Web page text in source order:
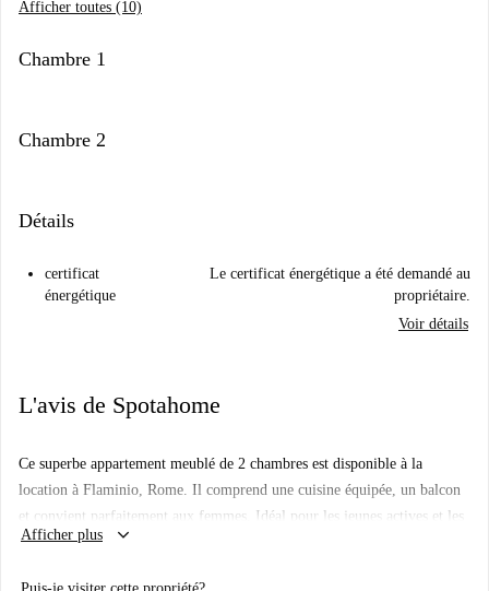
Afficher toutes (10)
Chambre 1
Chambre 2
Détails
certificat
énergétique
Le certificat énergétique a été demandé au
propriétaire.
Voir détails
L'avis de Spotahome
Ce superbe appartement meublé de 2 chambres est disponible à la
location à Flaminio, Rome. Il comprend une cuisine équipée, un balcon
et convient parfaitement aux femmes. Idéal pour les jeunes actives et les
étudiantes. Bien que l'annonce n'ait pas été vérifiée personnellement par
Afficher plus keyboard_arrow_down